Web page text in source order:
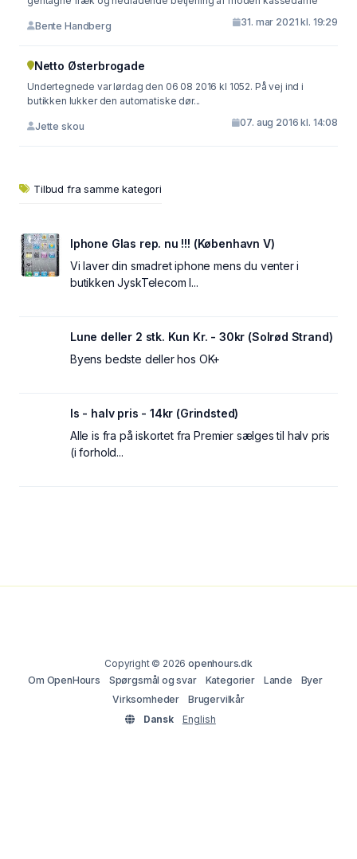
Bente Handberg 31. mar 2021 kl. 19:29
Netto Østerbrogade
Undertegnede var lørdag den 06 08 2016 kl 1052. På vej ind i
butikken lukker den automatiske dør...
Jette skou 07. aug 2016 kl. 14:08
Tilbud fra samme kategori
Iphone Glas rep. nu !!! (København V)
Vi laver din smadret iphone mens du venter i
butikken JyskTelecom I...
Lune deller 2 stk. Kun Kr. - 30kr (Solrød Strand)
Byens bedste deller hos OK+
Is - halv pris - 14kr (Grindsted)
Alle is fra på iskortet fra Premier sælges til halv pris
(i forhold...
Copyright © 2026openhours.dk
Om OpenHours
Spørgsmål og svar Kategorier Lande
Byer
Virksomheder
Brugervilkår
Dansk
English